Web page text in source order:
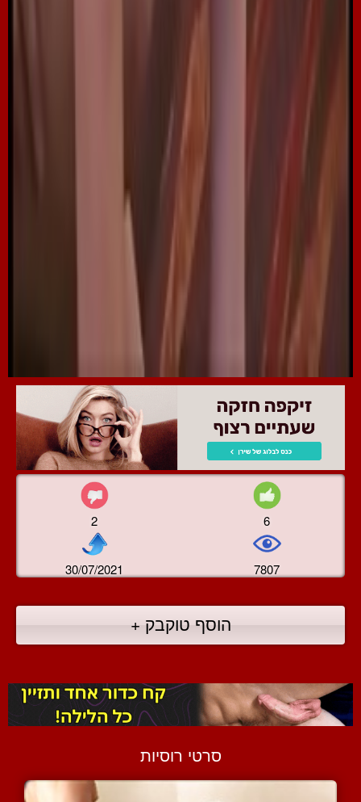
2 6
30/07/2021 7807
הוסף טוקבק +
סרטי רוסיות